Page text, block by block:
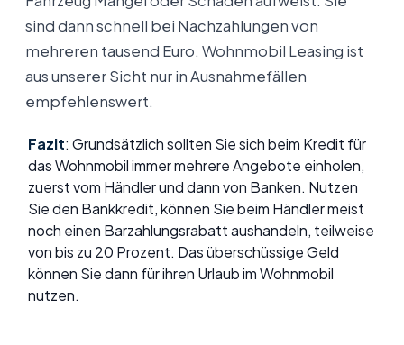
sind dann schnell bei Nachzahlungen von
mehreren tausend Euro. Wohnmobil Leasing ist
aus unserer Sicht nur in Ausnahmefällen
empfehlenswert.
Fazit: Grundsätzlich sollten Sie sich beim Kredit für
das Wohnmobil immer mehrere Angebote einholen,
zuerst vom Händler und dann von Banken. Nutzen
Sie den Bankkredit, können Sie beim Händler meist
noch einen Barzahlungsrabatt aushandeln, teilweise
von bis zu 20 Prozent. Das überschüssige Geld
können Sie dann für ihren Urlaub im Wohnmobil
nutzen.